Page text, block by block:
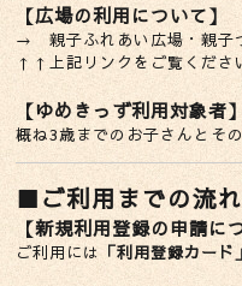
【広場の利用について】
→親子ふれあい広場・親子
↑↑上記リンクをご覧くだ
【ゆめきっず利用対象者】
概ね3歳までのお子さんとそ
■ご利用までの流れ
【新規利用登録の申請に
ご利用には 「利用登録カード」